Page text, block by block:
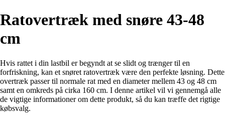
Ratovertræk med snøre 43-48
cm
Hvis rattet i din lastbil er begyndt at se slidt og trænger til en
forfriskning, kan et snøret ratovertræk være den perfekte løsning. Dette
overtræk passer til normale rat med en diameter mellem 43 og 48 cm
samt en omkreds på cirka 160 cm. I denne artikel vil vi gennemgå alle
de vigtige informationer om dette produkt, så du kan træffe det rigtige
købsvalg.